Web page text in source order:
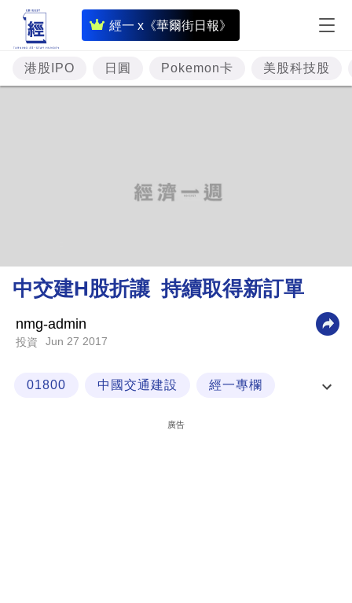
經一 x《華爾街日報》
即
時
財
經
理
財
業
技
港股IPO 日圓 Pokemon卡 美股科技股
中交建H股折讓 持續取得新訂單
nmg-admin
投資 Jun 27 2017
01800 中國交通建設 經一專欄
廣告